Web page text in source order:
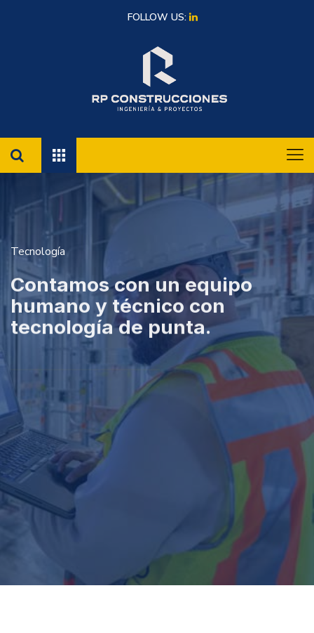
FOLLOW US:
Tecnología
Contamos con un equipo
humano y técnico con
tecnología de punta.
Solicita Una Cita